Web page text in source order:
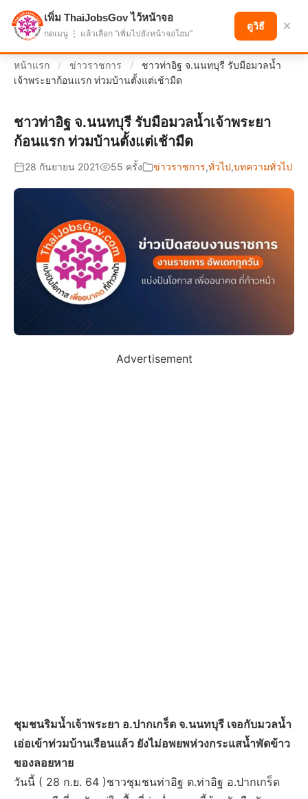
แบ่งปันโอกาส เพื่ออนาคตที่ก้าวหน้า
หน้าแรก / ข่าวราชการ /
ชาวท่าอิฐ จ.นนทบุรี รับมือมวลน้ำ
เจ้าพระยาก้อนแรก ท่วมบ้านตั้งแต่เช้ามืด
ชาวท่าอิฐ จ.นนทบุรี รับมือมวลน้ำเจ้าพระยา
ก้อนแรก ท่วมบ้านตั้งแต่เช้ามืด
28 กันยายน 2021 55 ครั้ง ข่าวราชการ,ทั่วไป,บทความทั่วไป
Advertisement
ชุมชนริมน้ำเจ้าพระยา อ.ปากเกร็ด จ.นนทบุรี เจอกับมวลน้ำ
เอ่อเข้าท่วมบ้านเรือนแล้ว ยังไม่อพยพห่วงกระแสน้ำพัดข้าว
ของลอยหาย
วันนี้ ( 28 ก.ย. 64 )ชาวชุมชนท่าอิฐ ต.ท่าอิฐ อ.ปากเกร็ด
เพิ่ม ThaiJobsGov ไว้หน้าจอ
กดเมนู ⋮ แล้วเลือก "เพิ่มไปยังหน้าจอโฮม"
ดูวิธี ×